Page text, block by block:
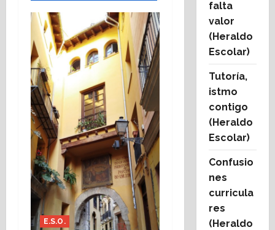
E.S.O.
falta
valor
(Heraldo
Escolar)
Tutoría,
istmo
contigo
(Heraldo
Escolar)
Confusio
nes
curricula
res
(Heraldo